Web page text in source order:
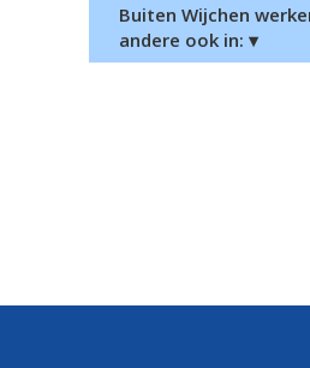
Buiten Wijchen
andere ook in: ▾